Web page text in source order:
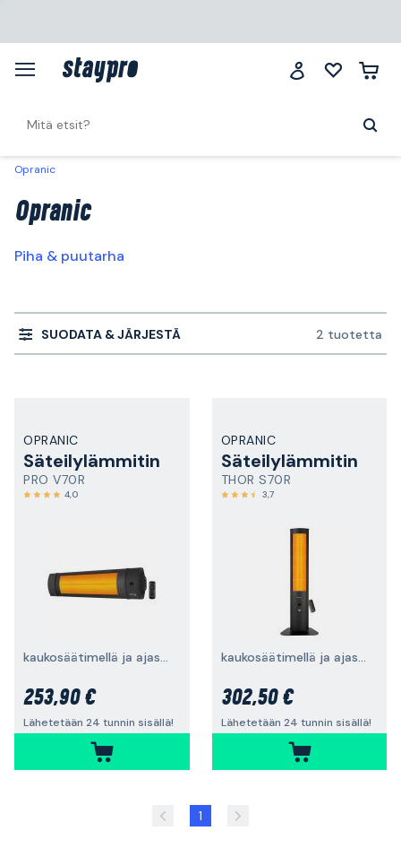
Opranic
Opranic
Piha & puutarha
SUODATA & JÄRJESTÄ 2 tuotetta
OPRANIC
Säteilylämmitin
PRO V70R
4,0
kaukosäätimellä ja ajastimella
253,90 €
Lähetetään 24 tunnin sisällä!
OPRANIC
Säteilylämmitin
THOR S70R
3,7
kaukosäätimellä ja ajastimella
302,50 €
Lähetetään 24 tunnin sisällä!
1